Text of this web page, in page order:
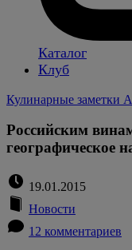
Каталог
Клуб
Кулинарные заметки
Российским
географическое
19.01.2015
Новости
12 комментариев